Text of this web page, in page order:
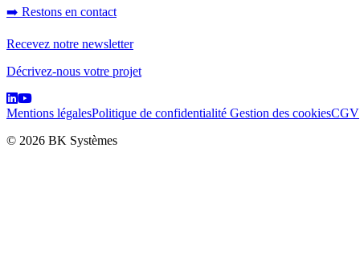
➡️ Restons en contact
Recevez notre newsletter
Décrivez-nous votre projet
Mentions légalesPolitique de confidentialité Gestion des cookiesCGV
© 2026 BK Systèmes